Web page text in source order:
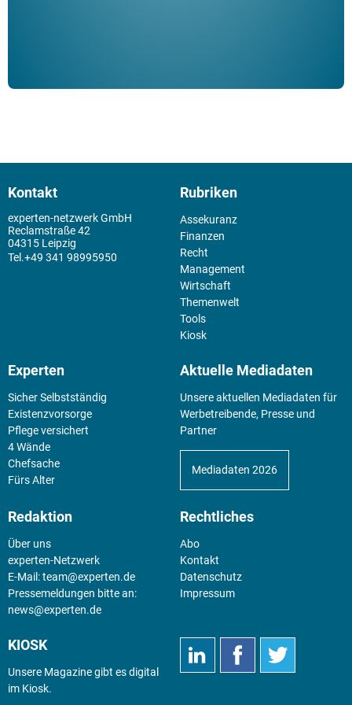
Kontakt
experten-netzwerk GmbH
Reclamstraße 42
04315 Leipzig
+49 341 98995950
Rubriken
Assekuranz
Finanzen
Recht
Management
Wirtschaft
Themenwelt
Tools
Kiosk
Experten
Sicher Selbstständig
Existenz­vorsorge
Pflege versichert
4 Wände
Chefsache
Fürs Alter
Aktuelle Mediadaten
Unsere aktuellen Mediadaten für
Werbetreibende, Presse und
Partner
Mediadaten 2026
Redaktion
Über uns
experten-Netzwerk
E-Mail:team@experten.de
Pressemeldungen bitte an:
news@experten.de
Rechtliches
Abo
Kontakt
Datenschutz
Impressum
KIOSK
Unsere Magazine gibt es digital
im Kiosk.